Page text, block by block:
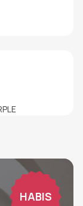
HABIS